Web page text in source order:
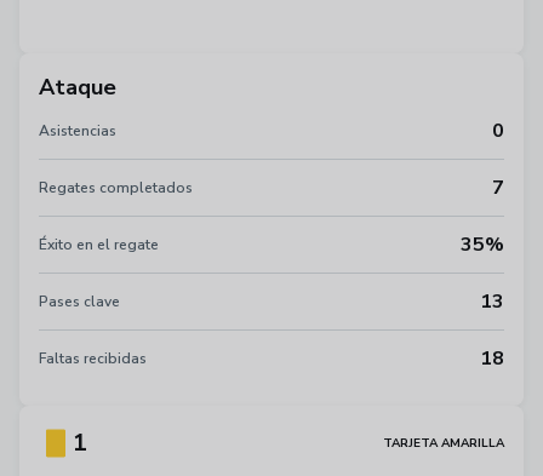
Ataque
Asistencias 0
Regates completados 7
Éxito en el regate 35%
Pases clave 13
Faltas recibidas 18
1 TARJETA AMARILLA